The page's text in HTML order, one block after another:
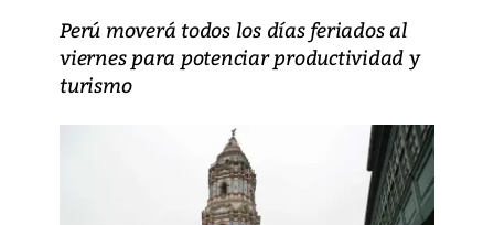
Perú moverá todos los días feriados al
viernes para potenciar productividad y
turismo